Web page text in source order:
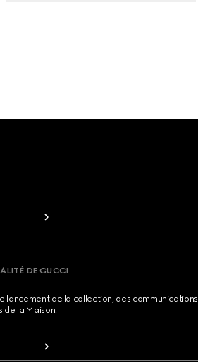
DE GUCCI
lancement de la collection, des communications
de la Maison.